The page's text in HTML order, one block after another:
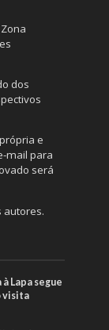
dos
e
mail para
será
autores.
Lapa segue
visita